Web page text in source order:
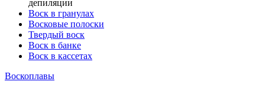
депиляции
Воск в гранулах
Восковые полоски
Твердый воск
Воск в банке
Воск в кассетах
Воскоплавы